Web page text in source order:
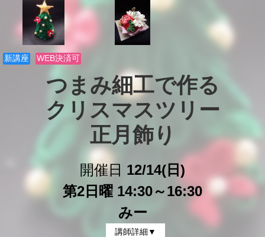
新講座 WEB決済可
つまみ細工で作る
クリスマスツリー
正月飾り
開催日 12/14(日)
第2日曜 14:30～16:30
みー
講師詳細▼